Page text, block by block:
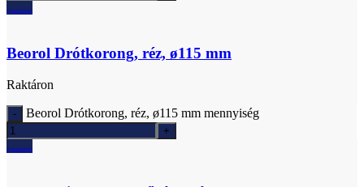
Ajánlatkérés
Beorol Drótkorong, réz, ø115 mm
Raktáron
Beorol Drótkorong, réz, ø115 mm mennyiség
Ajánlatkérés